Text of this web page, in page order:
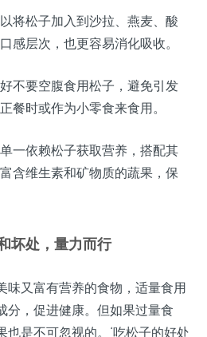
以将松子加入到沙拉、燕麦、酸
感层次，也更容易消化吸收。
好不要空腹食用松子，避免引发
餐时或作为小零食来食用。
单一依赖松子获取营养，搭配其
含维生素和矿物质的蔬果，保
坏处，量力而行
味又富有营养的食物，适量食用
分，促进健康。但如果过量食
也是不可忽视的。‘吃松子的好处